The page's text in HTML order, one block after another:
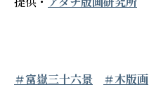
＃富嶽三十六景 ＃木版画